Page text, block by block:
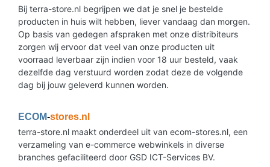
Bij terra-store.nl begrijpen we dat je snel je bestelde
producten in huis wilt hebben, liever vandaag dan morgen.
Op basis van gedegen afspraken met onze distribiteurs
zorgen wij ervoor dat veel van onze producten uit
voorraad leverbaar zijn indien voor 18 uur besteld, vaak
dezelfde dag verstuurd worden zodat deze de volgende
dag bij jouw geleverd kunnen worden.
ECOM-stores.nl
terra-store.nl maakt onderdeel uit van ecom-stores.nl, een
verzameling van e-commerce webwinkels in diverse
branches gefaciliteerd door GSD ICT-Services BV.